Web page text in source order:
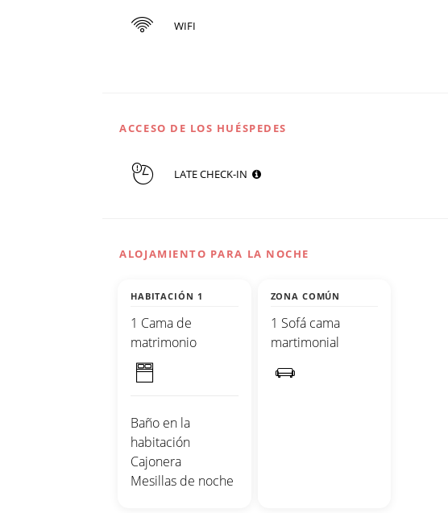
WIFI
ACCESO DE LOS HUÉSPEDES
LATE CHECK-IN
ALOJAMIENTO PARA LA NOCHE
HABITACIÓN 1
1 Cama de
matrimonio
Baño en la
habitación
Cajonera
Mesillas de noche
ZONA COMÚN
1 Sofá cama
martimonial